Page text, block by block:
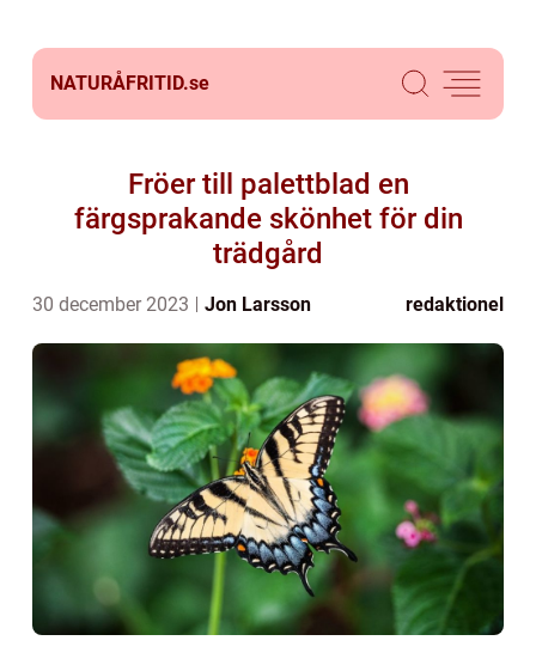
NATURÅFRITID.se
Fröer till palettblad en
färgsprakande skönhet för din
trädgård
30 december 2023 Jon Larsson redaktionel